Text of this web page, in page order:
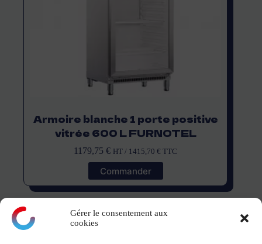
Gérer le consentement aux
cookies
Armoire blanche 1 porte positive
vitrée 600 L FURNOTEL
1179,75€ HT / 1415,70€ TTC
Commander